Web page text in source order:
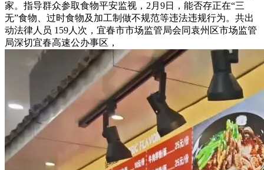
家。指导群众参取食物平安监视，2月9日，能否存正在“三
无”食物、过时食物及加工制做不规范等违法违规行为。共出
动法律人员 159人次，宜春市市场监管局会同袁州区市场监管
局深切宜春高速公办事区，